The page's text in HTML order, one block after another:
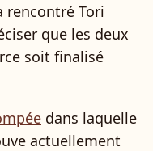
rencontré Tori
que les deux
soit finalisé
dans laquelle
actuellement